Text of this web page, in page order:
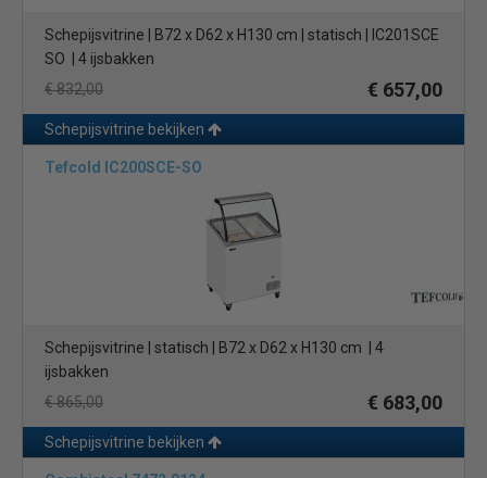
Schepijsvitrine | B72 x D62 x H130 cm | statisch | IC201SCE
SO | 4 ijsbakken
€ 832,00
€ 657,00
Schepijsvitrine bekijken
Tefcold IC200SCE-SO
Schepijsvitrine | statisch | B72 x D62 x H130 cm | 4
ijsbakken
€ 865,00
€ 683,00
Schepijsvitrine bekijken